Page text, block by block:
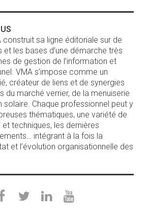
construit sa ligne éditoriale sur de
les bases d’une démarche très
de gestion de l’information et
VMA s’impose comme un
créateur de liens et de synergies
du marché verrier, de la menuiserie
Chaque professionnel peut y
thématiques, une variété de
techniques, les dernières
intégrant à la fois la
et l’évolution organisationnelle des